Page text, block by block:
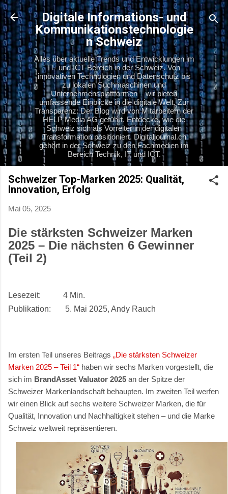
Direkt zum Hauptbereich
Digitale Informations- und
Kommunikationstechnologie
n Schweiz
Alles über aktuelle Trends und Entwicklungen im
IT- und ICT-Bereich in der Schweiz. Von
innovativen Technologien und Datenschutz bis
zu lokalen Suchmaschinen und
Unternehmensplattformen – wir bieten
umfassende Einblicke in die digitale Welt. Zur
Transparenz: Der Blog wird von Mitarbeitern der
HELP Media AG geführt. Entdecke, wie die
Schweiz sich als Vorreiter in der digitalen
Transformation positioniert. Digitaljournal.ch
gehört in der Schweiz zu den Fachmedien im
Bereich Technik, IT und ICT.
Schweizer Top-Marken 2025: Qualität,
Innovation, Erfolg
Mai 05, 2025
Die stärksten Schweizer Marken
2025 – Die nächsten 6 Gewinner
(Teil 2)
Lesezeit: 4 Min.
Publikation: 5. Mai 2025, Andy Rauch
Im ersten Teil unseres Beitrags „Die stärksten Schweizer
Marken 2025 – Teil 1“ haben wir sechs Marken vorgestellt, die
sich im BrandAsset Valuator 2025 an der Spitze der
Schweizer Markenlandschaft behaupten. Im zweiten Teil werfen
wir einen Blick auf sechs weitere Schweizer Marken, die für
Qualität, Innovation und Nachhaltigkeit stehen – und die Marke
Schweiz weltweit repräsentieren.